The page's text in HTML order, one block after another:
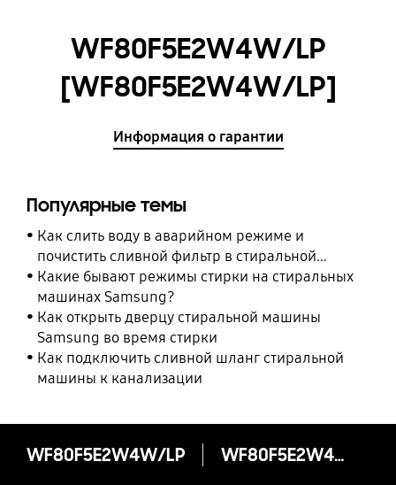
WF80F5E2W4W/LP
[WF80F5E2W4W/LP]
Информация о гарантии
Популярные темы
Как слить воду в аварийном режиме и
почистить сливной фильтр в стиральной
машине Samsung
Какие бывают режимы стирки на стиральных
машинах Samsung?
Как открыть дверцу стиральной машины
Samsung во время стирки
Как подключить сливной шланг стиральной
машины к канализации
WF80F5E2W4W/LP WF80F5E2W4W/LP